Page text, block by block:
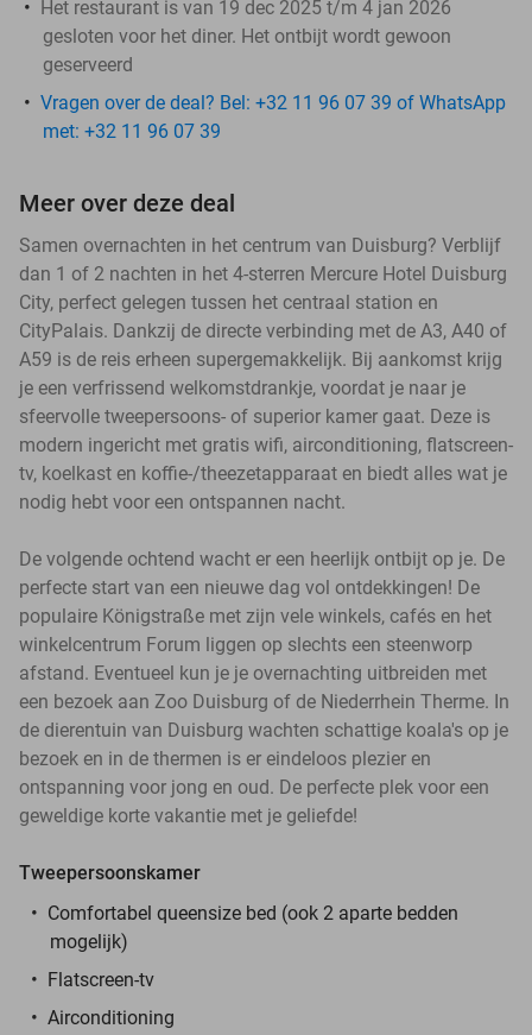
Het restaurant is van 19 dec 2025 t/m 4 jan 2026
gesloten voor het diner. Het ontbijt wordt gewoon
geserveerd
Vragen over de deal? Bel: +32 11 96 07 39 of WhatsApp
met: +32 11 96 07 39
Meer over deze deal
Samen overnachten in het centrum van Duisburg? Verblijf
dan 1 of 2 nachten in het 4-sterren Mercure Hotel Duisburg
City, perfect gelegen tussen het centraal station en
CityPalais. Dankzij de directe verbinding met de A3, A40 of
A59 is de reis erheen supergemakkelijk. Bij aankomst krijg
je een verfrissend welkomstdrankje, voordat je naar je
sfeervolle tweepersoons- of superior kamer gaat. Deze is
modern ingericht met gratis wifi, airconditioning, flatscreen-
tv, koelkast en koffie-/theezetapparaat en biedt alles wat je
nodig hebt voor een ontspannen nacht.
De volgende ochtend wacht er een heerlijk ontbijt op je. De
perfecte start van een nieuwe dag vol ontdekkingen! De
populaire Königstraße met zijn vele winkels, cafés en het
winkelcentrum Forum liggen op slechts een steenworp
afstand. Eventueel kun je je overnachting uitbreiden met
een bezoek aan Zoo Duisburg of de Niederrhein Therme. In
de dierentuin van Duisburg wachten schattige koala's op je
bezoek en in de thermen is er eindeloos plezier en
ontspanning voor jong en oud. De perfecte plek voor een
geweldige korte vakantie met je geliefde!
Tweepersoonskamer
Comfortabel queensize bed (ook 2 aparte bedden
mogelijk)
Flatscreen-tv
Airconditioning